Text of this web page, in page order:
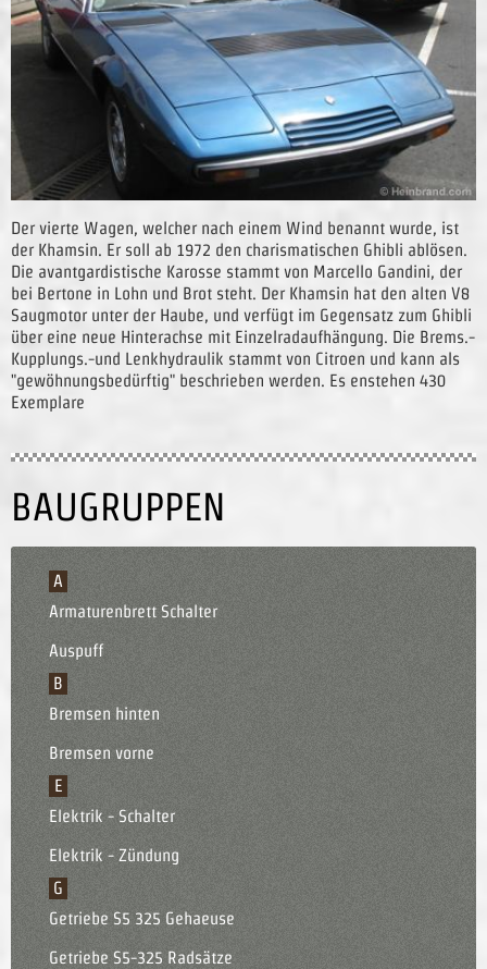
Der vierte Wagen, welcher nach einem Wind benannt wurde, ist
der Khamsin. Er soll ab 1972 den charismatischen Ghibli ablösen.
Die avantgardistische Karosse stammt von Marcello Gandini, der
bei Bertone in Lohn und Brot steht. Der Khamsin hat den alten V8
Saugmotor unter der Haube, und verfügt im Gegensatz zum Ghibli
über eine neue Hinterachse mit Einzelradaufhängung. Die Brems.-
Kupplungs.-und Lenkhydraulik stammt von Citroen und kann als
"gewöhnungsbedürftig" beschrieben werden. Es enstehen 430
Exemplare
BAUGRUPPEN
A
Armaturenbrett Schalter
Auspuff
B
Bremsen hinten
Bremsen vorne
E
Elektrik - Schalter
Elektrik - Zündung
G
Getriebe S5 325 Gehaeuse
Getriebe S5-325 Radsätze